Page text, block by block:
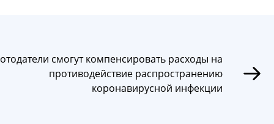
смогут компенсировать расходы на
противодействие распространению
коронавирусной инфекции